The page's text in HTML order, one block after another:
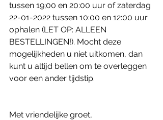
tussen 19;00 en 20:00 uur of zaterdag
22-01-2022 tussen 10:00 en 12:00 uur
ophalen (LET OP: ALLEEN
BESTELLINGEN!). Mocht deze
mogelijkheden u niet uitkomen, dan
kunt u altijd bellen om te overleggen
voor een ander tijdstip.
Met vriendelijke groet,